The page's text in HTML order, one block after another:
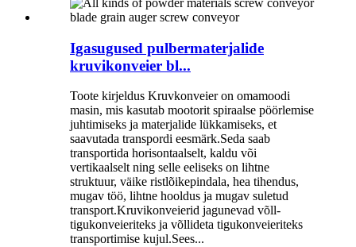
Igasugused pulbermaterjalide
kruvikonveier bl...
Toote kirjeldus Kruvkonveier on omamoodi
masin, mis kasutab mootorit spiraalse pöörlemise
juhtimiseks ja materjalide lükkamiseks, et
saavutada transpordi eesmärk.Seda saab
transportida horisontaalselt, kaldu või
vertikaalselt ning selle eeliseks on lihtne
struktuur, väike ristlõikepindala, hea tihendus,
mugav töö, lihtne hooldus ja mugav suletud
transport.Kruvikonveierid jagunevad võll-
tigukonveieriteks ja võllideta tigukonveieriteks
transportimise kujul.Sees...